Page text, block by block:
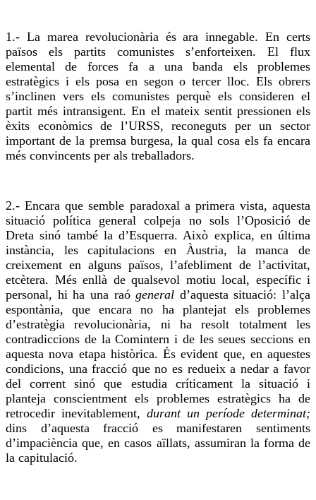
1.- La marea revolucionària és ara innegable. En certs
països els partits comunistes s’enforteixen. El flux
elemental de forces fa a una banda els problemes
estratègics i els posa en segon o tercer lloc. Els obrers
s’inclinen vers els comunistes perquè els consideren el
partit més intransigent. En el mateix sentit pressionen els
èxits econòmics de l’URSS, reconeguts per un sector
important de la premsa burgesa, la qual cosa els fa encara
més convincents per als treballadors.
2.- Encara que semble paradoxal a primera vista, aquesta
situació política general colpeja no sols l’Oposició de
Dreta sinó també la d’Esquerra. Això explica, en última
instància, les capitulacions en Àustria, la manca de
creixement en alguns països, l’afebliment de l’activitat,
etcètera. Més enllà de qualsevol motiu local, específic i
personal, hi ha una raógeneral d’aquesta situació: l’alça
espontània, que encara no ha plantejat els problemes
d’estratègia revolucionària, ni ha resolt totalment les
contradiccions de laComintern i de les seues seccions en
aquesta nova etapa històrica. És evident que, en aquestes
condicions, una fracció que no es redueix a nedar a favor
del corrent sinó que estudia críticament la situació i
planteja conscientment els problemes estratègics ha de
retrocedir inevitablement, durant un període determinat;
dins d’aquesta fracció es manifestaren sentiments
d’impaciència que, en casos aïllats, assumiran la forma de
la capitulació.